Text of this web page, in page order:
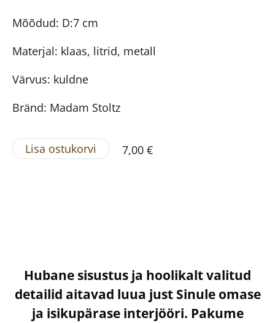
Mõõdud: D:7 cm
Materjal: klaas, litrid, metall
Värvus: kuldne
Bränd: Madam Stoltz
Lisa ostukorvi 7,00 €
Hubane sisustus ja hoolikalt valitud
detailid aitavad luua just Sinule omase
ja isikupärase interjööri. Pakume